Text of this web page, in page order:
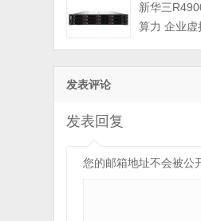
新华三
算力 企业
发表评论
发表回复
您的邮箱地址不会被公